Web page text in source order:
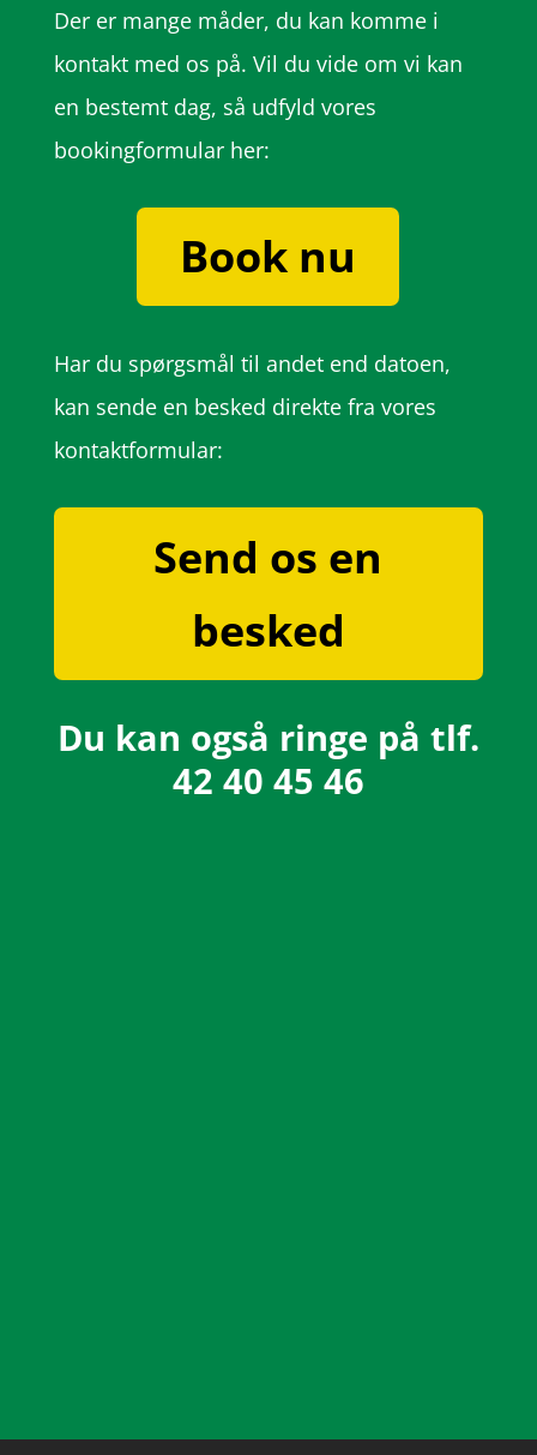
Der er mange måder, du kan komme i
kontakt med os på. Vil du vide om vi kan
en bestemt dag, så udfyld vores
bookingformular her:
Book nu
Har du spørgsmål til andet end datoen,
kan sende en besked direkte fra vores
kontaktformular:
Send os en
besked
Du kan også ringe på tlf.
42 40 45 46